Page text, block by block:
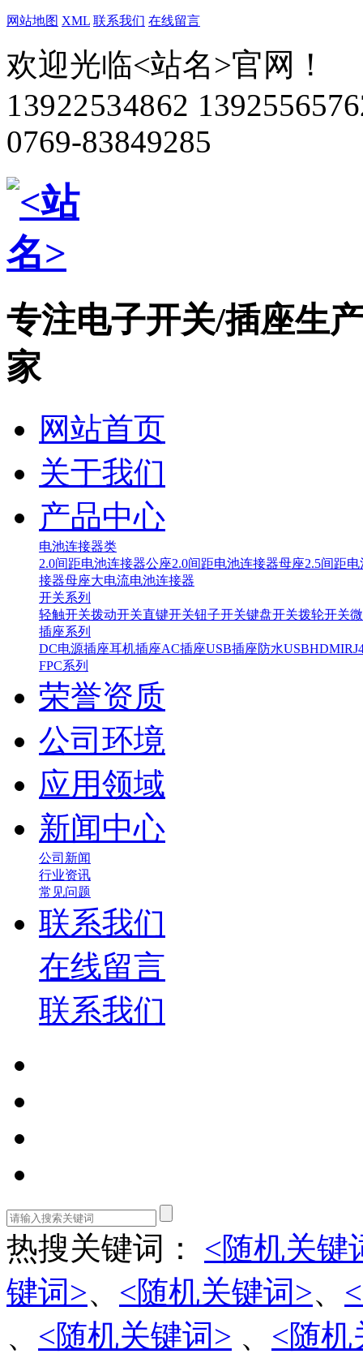
网站地图 XML 联系我们 在线留言
欢迎光临<站名>官网！
13922534862
0769-83849285
专注电子开关/插座生
家
网站首页
关于我们
产品中心
电池连接器类
2.0间距电池连接器公座2.0间距电池连接器母座2.5间距
接器母座大电流电池连接器
开关系列
轻触开关拨动开关直键开关钮子开关键盘开关拨轮开关
插座系列
DC电源插座耳机插座AC插座USB插座防水USBHDMI
FPC系列
荣誉资质
公司环境
应用领域
新闻中心
公司新闻
行业资讯
常见问题
联系我们
在线留言
联系我们
热搜关键词： <随机关键
键词>、 <随机关键词>、
、 <随机关键词> 、 <随机